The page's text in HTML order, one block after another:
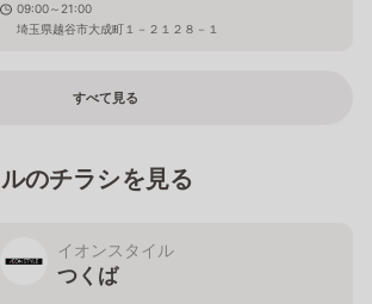
09:00～21:00
埼玉県越谷市大成町１－２１２８－１
すべて見る
のチラシを見る
イオンスタイル
つくば